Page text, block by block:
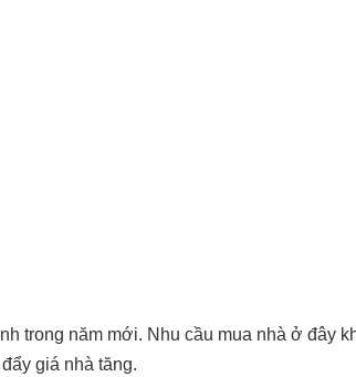
trong năm mới. Nhu cầu mua nhà ở đây
giá nhà tăng.